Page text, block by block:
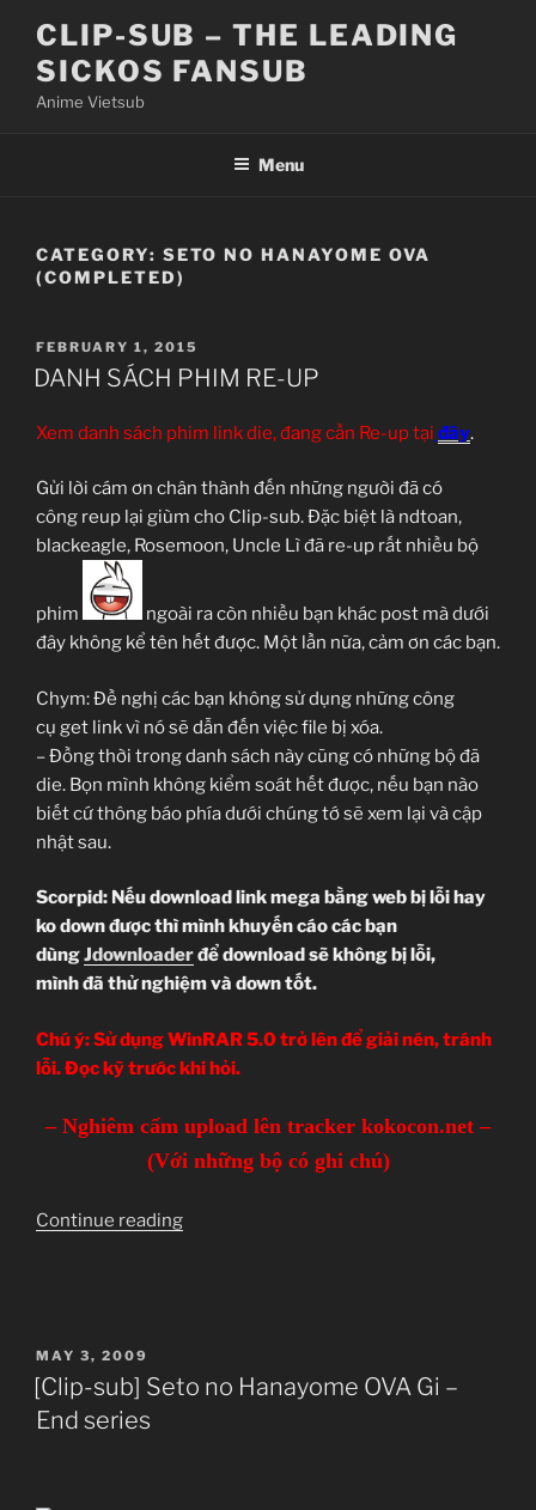
content
CLIP-SUB – THE LEADING
SICKOS FANSUB
Anime Vietsub
Menu
CATEGORY: SETO NO HANAYOME OVA
(COMPLETED)
POSTED
ON
FEBRUARY 1, 2015
DANH SÁCH PHIM RE-UP
Xem danh sách phim link die, đang cần Re-up tại đây.
Gửi lời cám ơn chân thành đến những người đã có
công reup lại giùm cho Clip-sub. Đặc biệt là ndtoan,
blackeagle, Rosemoon, Uncle Lì đã re-up rất nhiều bộ
phim
ngoài ra còn nhiều bạn khác post mà dưới
đây không kể tên hết được. Một lần nữa, cảm ơn các bạn.
Chym: Đề nghị các bạn không sử dụng những công
cụ get link vì nó sẽ dẫn đến việc file bị xóa.
– Đồng thời trong danh sách này cũng có những bộ đã
die. Bọn mình không kiểm soát hết được, nếu bạn nào
biết cứ thông báo phía dưới chúng tớ sẽ xem lại và cập
nhật sau.
Scorpid: Nếu download link mega bằng web bị lỗi hay
ko down được thì mình khuyến cáo các bạn
dùngJdownloaderđể download sẽ không bị lỗi,
mình đã thử nghiệm và down tốt.
Chú ý: Sử dụng WinRAR 5.0 trở lên để giải nén, tránh
lỗi. Đọc kỹ trước khi hỏi.
– Nghiêm cấm upload lên tracker kokocon.net –
(Với những bộ có ghi chú)
Continue reading“DANH
POSTED
ON
MAY 3, 2009
[Clip-sub] Seto no Hanayome OVA Gi –
End series